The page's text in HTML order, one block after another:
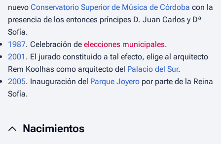
nuevo Conservatorio Superior de Música de Córdoba con la
presencia de los entonces príncipes D. Juan Carlos y Dª
Sofía.
1987. Celebración de elecciones municipales.
2001 . El jurado constituido a tal efecto, elige al arquitecto
Rem Koolhas como arquitecto del Palacio del Sur.
2005. Inauguración del Parque Joyero por parte de la Reina
Sofía.
Nacimientos